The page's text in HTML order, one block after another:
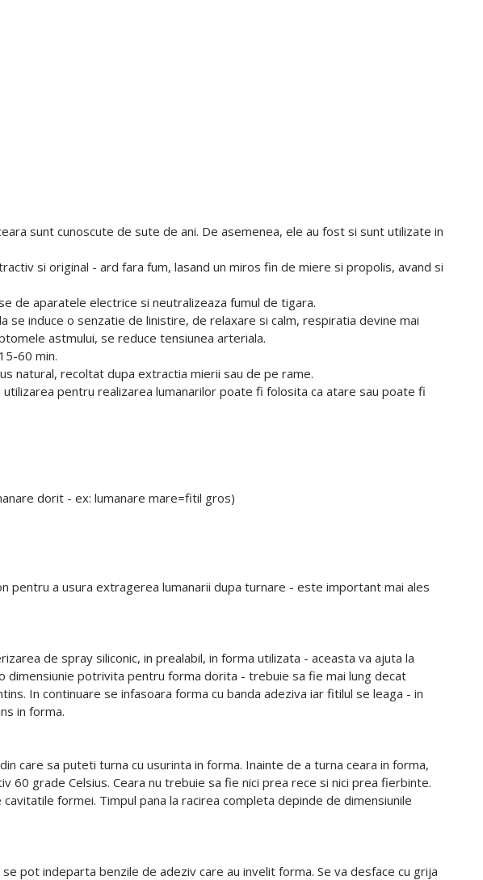
sunt cunoscute de sute de ani. De asemenea, ele au fost si sunt utilizate in
si original - ard fara fum, lasand un miros fin de miere si propolis, avand si
de aparatele electrice si neutralizeaza fumul de tigara.
se induce o senzatie de linistire, de relaxare si calm, respiratia devine mai
astmului, se reduce tensiunea arteriala.
60 min.
natural, recoltat dupa extractia mierii sau de pe rame.
pentru realizarea lumanarilor poate fi folosita ca atare sau poate fi
dorit - ex: lumanare mare=fitil gros)
pentru a usura extragerea lumanarii dupa turnare - este important mai ales
de spray siliconic, in prealabil, in forma utilizata - aceasta va ajuta la
dimensiunie potrivita pentru forma dorita - trebuie sa fie mai lung decat
In continuare se infasoara forma cu banda adeziva iar fitilul se leaga - in
in forma.
care sa puteti turna cu usurinta in forma. Inainte de a turna ceara in forma,
grade Celsius. Ceara nu trebuie sa fie nici prea rece si nici prea fierbinte.
formei. Timpul pana la racirea completa depinde de dimensiunile
pot indeparta benzile de adeziv care au invelit forma. Se va desface cu grija